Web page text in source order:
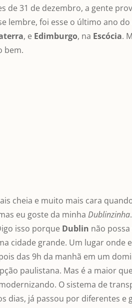
de 31 de dezembro, a gente
lembre, foi esse o último ano do
, e Edimburgo, na Escócia.
bem.
cheia e muito mais cara
eu goste da minhaDublinzinha
isso porque Dublin não
cidade grande. Um lugar onde
das 9h da manhã em um
paulistana. Mas é a maior
O sistema de
dias, já passou por diferentes e